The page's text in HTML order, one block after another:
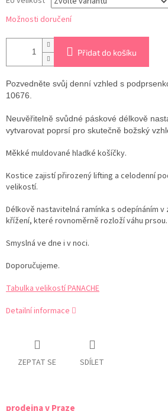
Možnosti doručení
Přidat do košíku
Pozvedněte svůj denní vzhled s
10676.
Neuvěřitelně svůdné páskové délkově
vytvarovat poprsí pro skutečně božský
Měkké muldované hladké košíčky.
Kostice zajistí přirozený lifting a celodenní
velikostí.
Délkově nastavitelná ramínka s odepínáním v
křížení, které rovnoměrně rozloží váhu prsou.
Smyslná ve dne i v noci.
Doporučujeme.
Tabulka velikostí PANACHE
Detailní informace
ZEPTAT SE SDÍLET
prodejna v Praze